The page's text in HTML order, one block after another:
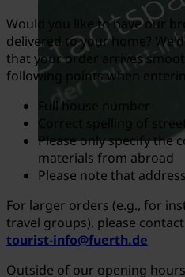
Would you like to have our
delivered to your home?
that your order arrives
following points when
Full house number
Correct spelling of
Please only specify the
materials from abroad
Please note that
For larger orders (e.g., for
travel groups), please
tourist-info@fuerth.de
Outside of our opening